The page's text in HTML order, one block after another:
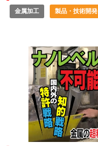
金属加工 製品・技術開発